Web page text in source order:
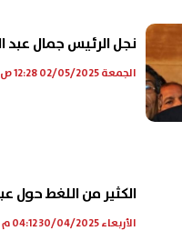
نجل الرئيس جمال عبد
الجمعة 02/05/2025 12:28 ص
الكثير من اللغط حول
الأربعاء 30/04/2025 04:12 م